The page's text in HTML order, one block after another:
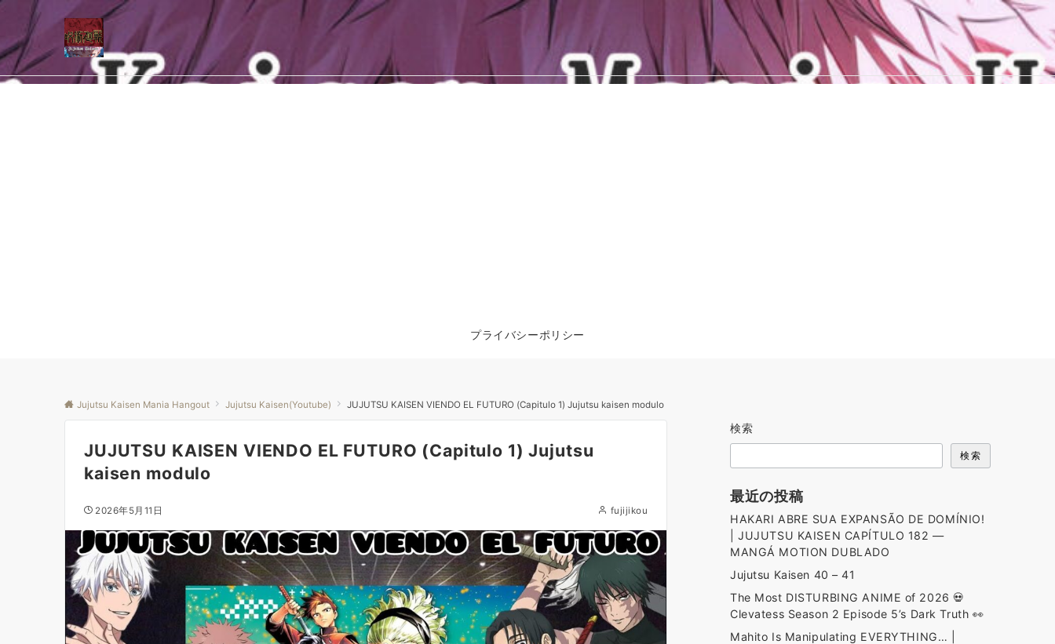
プライバシーポリシー
Jujutsu Kaisen Mania Hangout Jujutsu Kaisen(Youtube) JUJUTSU KAISEN VIENDO EL FUTURO (Capitulo 1) Jujutsu kaisen modulo
JUJUTSU KAISEN VIENDO EL FUTURO (Capitulo 1) Jujutsu
kaisen modulo
2026年5月11日 fujijikou
検索
検索
最近の投稿
HAKARI ABRE SUA EXPANSÃO DE DOMÍNIO!
| JUJUTSU KAISEN CAPÍTULO 182 —
MANGÁ MOTION DUBLADO
Jujutsu Kaisen 40 – 41
The Most DISTURBING ANIME of 2026 💀
Clevatess Season 2 Episode 5’s Dark Truth 👀
Mahito Is Manipulating EVERYTHING… |